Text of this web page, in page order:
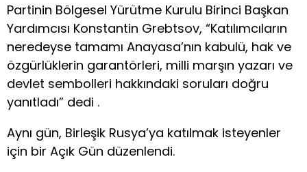
Partinin Bölgesel Yürütme Kurulu Birinci Başkan
Yardımcısı Konstantin Grebtsov, “Katılımcıların
neredeyse tamamı Anayasa’nın kabulü, hak ve
özgürlüklerin garantörleri, milli marşın yazarı ve
devlet sembolleri hakkındaki soruları doğru
yanıtladı” dedi .
Aynı gün, Birleşik Rusya’ya katılmak isteyenler
için bir Açık Gün düzenlendi.